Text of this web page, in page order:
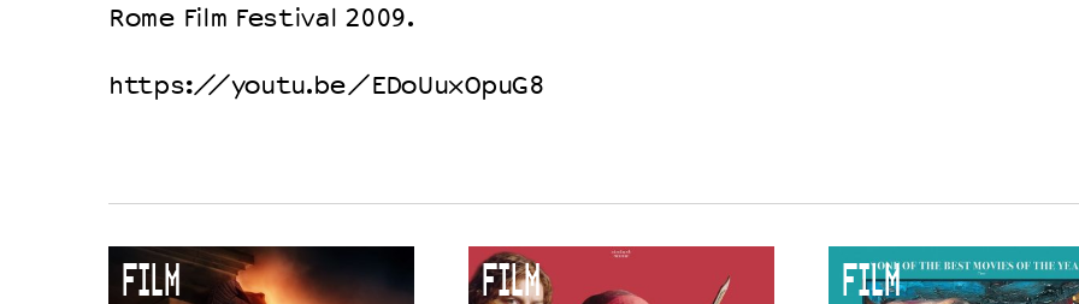
Huisregels
Privacyverklaring
Culturele boycot Israël
Ruimte voor artistieke vrijheid – VNPF
Rome Film Festival 2009.
https://youtu.be/EDoUuxOpuG8
FILM FILM FILM